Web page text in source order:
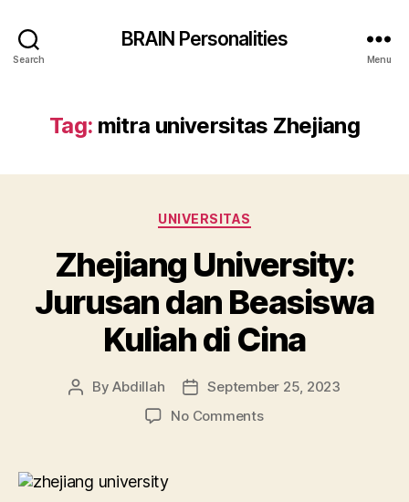
Search
BRAIN Personalities
Menu
Tag: mitra universitas Zhejiang
Categories
UNIVERSITAS
Zhejiang University:
Jurusan dan Beasiswa
Kuliah di Cina
PostByAbdillah
Post
date
September 25, 2023
No Commentson